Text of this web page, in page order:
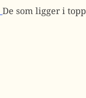
De som ligger i topp